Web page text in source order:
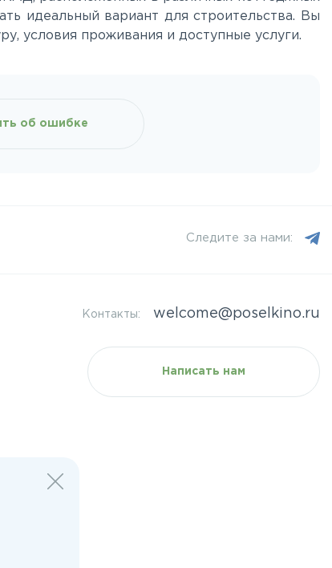
идеальный вариант для строительства. Вы
условия проживания и доступные услуги.
об ошибке
Следите за нами:
Контакты: welcome@poselkino.ru
Написать нам